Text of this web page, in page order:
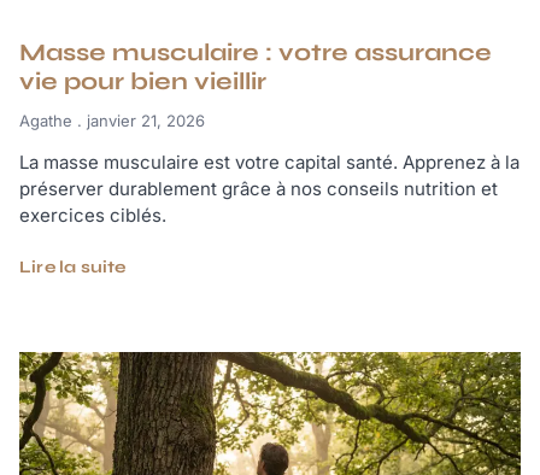
Masse musculaire : votre assurance
vie pour bien vieillir
Agathe janvier 21, 2026
La masse musculaire est votre capital santé. Apprenez à la
préserver durablement grâce à nos conseils nutrition et
exercices ciblés.
Lire la suite